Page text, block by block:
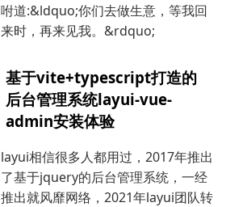
咐道:&ldquo;你们去做生意，等我回
来时，再来见我。&rdquo;
基于vite+typescript打造的
后台管理系统layui-vue-
admin安装体验
layui相信很多人都用过，2017年推出
了基于jquery的后台管理系统，一经
推出就风靡网络，2021年layui团队转